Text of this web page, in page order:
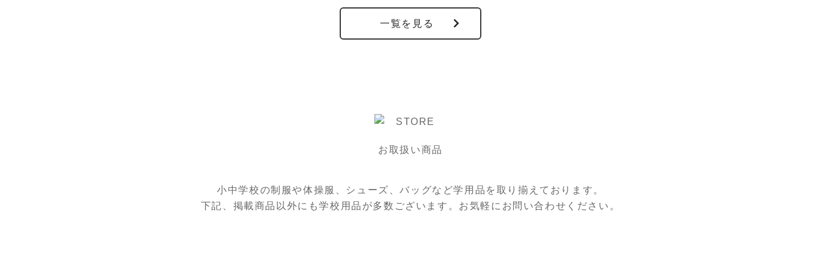
一覧を見る
お取扱い商品
小中学校の制服や体操服、シューズ、バッグなど学用品を取り揃えております。
下記、掲載商品以外にも学校用品が多数ございます。お気軽にお問い合わせください。